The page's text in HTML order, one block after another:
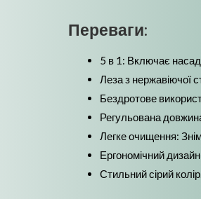
Переваги:
5 в 1: Включає
Леза з нержавіючої
Бездротове
Регульована
Легке очищення:
Ергономічний
Стильний сірий